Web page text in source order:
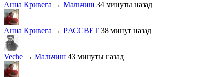
Анна Кривега → Мальчиш 34 минуты назад
Анна Кривега → PАССВЕТ 38 минут назад
Veche → Мальчиш 43 минуты назад